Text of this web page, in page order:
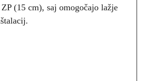
(15 cm), saj omogočajo lažje